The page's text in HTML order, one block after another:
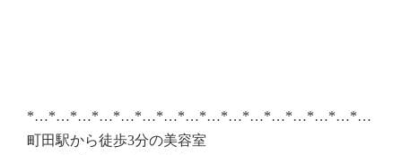
*…*…*…*…*…*…*…*…*…*…*…*…*…*…*…*…
町田駅から徒歩3分の美容室